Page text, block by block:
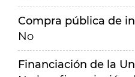
Compra pública de
No
Financiación de la